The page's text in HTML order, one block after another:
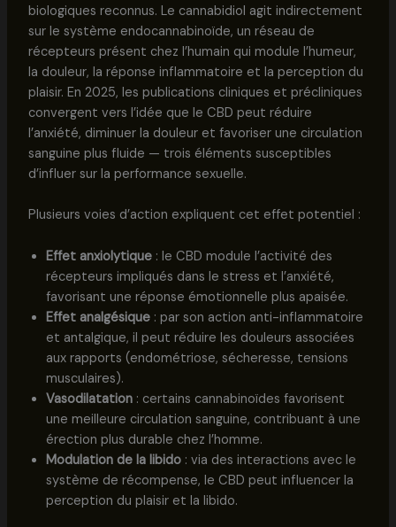
biologiques reconnus. Le cannabidiol agit indirectement
sur le système endocannabinoïde, un réseau de
récepteurs présent chez l’humain qui module l’humeur,
la douleur, la réponse inflammatoire et la perception du
plaisir. En 2025, les publications cliniques et précliniques
convergent vers l’idée que le CBD peut réduire
l’anxiété, diminuer la douleur et favoriser une circulation
sanguine plus fluide — trois éléments susceptibles
d’influer sur la performance sexuelle.
Plusieurs voies d’action expliquent cet effet potentiel :
Effet anxiolytique: le CBD module l’activité des
récepteurs impliqués dans le stress et l’anxiété,
favorisant une réponse émotionnelle plus apaisée.
Effet analgésique: par son action anti-inflammatoire
et antalgique, il peut réduire les douleurs associées
aux rapports (endométriose, sécheresse, tensions
musculaires).
Vasodilatation: certains cannabinoïdes favorisent
une meilleure circulation sanguine, contribuant à une
érection plus durable chez l’homme.
Modulation de la libido: via des interactions avec le
système de récompense, le CBD peut influencer la
perception du plaisir et la libido.